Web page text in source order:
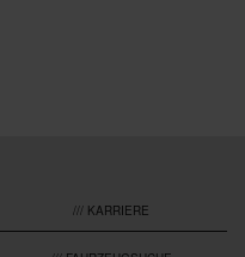
/// KARRIERE